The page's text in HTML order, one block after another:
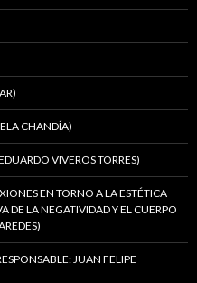
CHANDÍA)
VIVEROS TORRES)
EN TORNO A LA ESTÉTICA
DE LA NEGATIVIDAD Y EL CUERPO
JUAN FELIPE